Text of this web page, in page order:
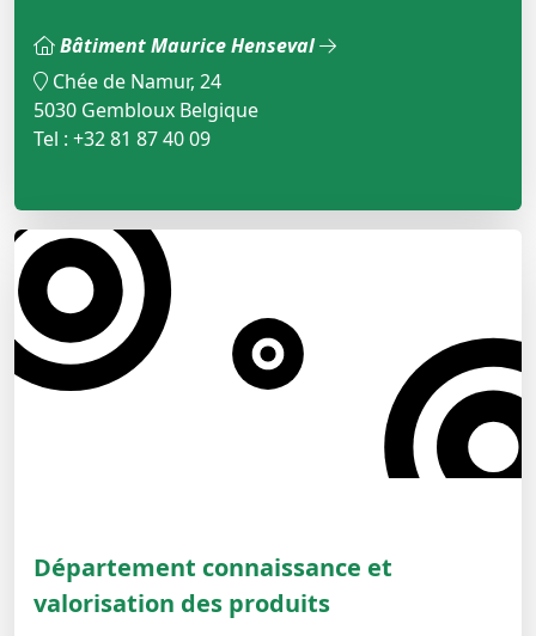
Bâtiment Maurice Henseval
Chée de Namur, 24
5030 Gembloux Belgique
Tel : +32 81 87 40 09
Département connaissance et
valorisation des produits